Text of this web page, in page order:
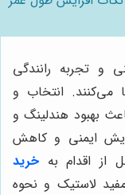
و تجربه رانندگی
می‌کنند. انتخاب و
بهبود هندلینگ و
ایمنی و کاهش
از اقدام به خرید
لاستیک و نحوه